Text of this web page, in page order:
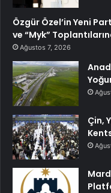
Özgür Özel’in Yeni
ve “Myk”
Ağustos 7, 2026
Çin,